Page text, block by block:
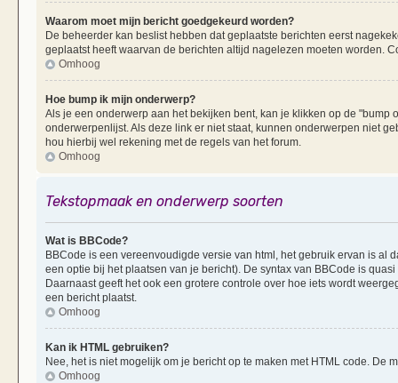
Waarom moet mijn bericht goedgekeurd worden?
De beheerder kan beslist hebben dat geplaatste berichten eerst
geplaatst heeft waarvan de berichten altijd nagelezen moeten worden.
Omhoog
Hoe bump ik mijn onderwerp?
Als je een onderwerp aan het bekijken bent, kan je klikken op de
onderwerpenlijst. Als deze link er niet staat, kunnen onderwerpen niet
hou hierbij wel rekening met de regels van het forum.
Omhoog
Tekstopmaak en onderwerp soorten
Wat is BBCode?
BBCode is een vereenvoudigde versie van html, het gebruik ervan is al
een optie bij het plaatsen van je bericht). De syntax van BBCode is
Daarnaast geeft het ook een grotere controle over hoe iets wordt
een bericht plaatst.
Omhoog
Kan ik HTML gebruiken?
Nee, het is niet mogelijk om je bericht op te maken met HTML code.
Omhoog